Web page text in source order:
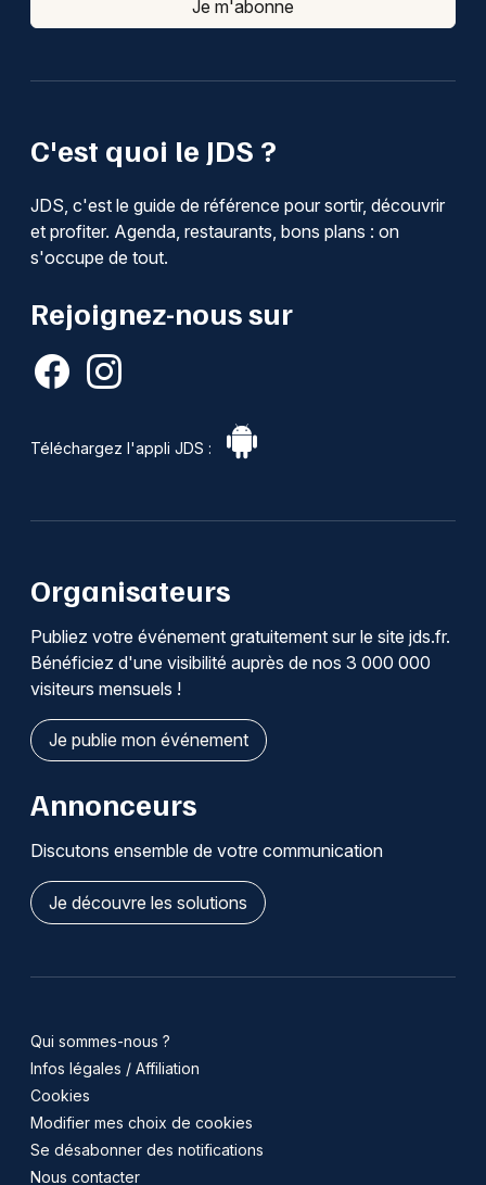
C'est quoi le JDS ?
JDS, c'est le guide de référence pour sortir, découvrir
et profiter. Agenda, restaurants, bons plans : on
s'occupe de tout.
Rejoignez-nous sur
Téléchargez l'appli JDS :
Je m'abonne
Organisateurs
Publiez votre événement gratuitement sur le site jds.fr.
Bénéficiez d'une visibilité auprès de nos 3 000 000
visiteurs mensuels !
Je publie mon événement
Annonceurs
Discutons ensemble de votre communication
Je découvre les solutions
Qui sommes-nous ?
Infos légales / Affiliation
Cookies
Modifier mes choix de cookies
Se désabonner des notifications
Nous contacter